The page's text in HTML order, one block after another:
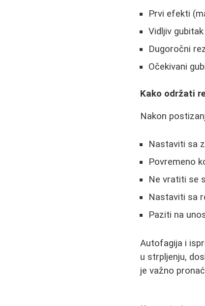
Prvi efekti
Vidljiv
Dugoročni
Očekivani
Kako održati
Nakon
Nastaviti sa
Povremeno
Ne vratiti se
Nastaviti sa
Paziti na
Autofagija i
u strpljenju,
je važno